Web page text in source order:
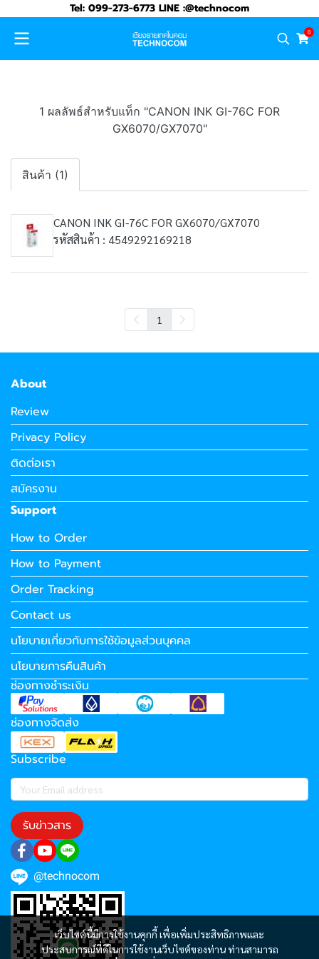
Tel: 099-273-6773 LINE :@technocom
0
1 ผลลัพธ์สำหรับแท็ก "CANON INK GI-76C FOR
GX6070/GX7070"
สินค้า (1)
CANON INK GI-76C FOR GX6070/GX7070
รหัสสินค้า : 4549292169218
1
เว็บไซต์นี้มีการใช้งานคุกกี้ เพื่อเพิ่มประสิทธิภาพและ
ประสบการณ์ที่ดีในการใช้งานเว็บไซต์ของท่าน ท่านสามารถ
About
Review
Privacy Policy
ติดต่อเรา
สมัครงาน
Support
How to Order
How to Payment
Order Tracking
Contact us
นโยบายเกี่ยวกับการใช้ข้อมูลส่วนบุคคล
นโยบายการคืนสินค้า
ช่องทางชำระเงิน
ช่องทางจัดส่ง
Subscribe
รับข่าวสาร
@technocom